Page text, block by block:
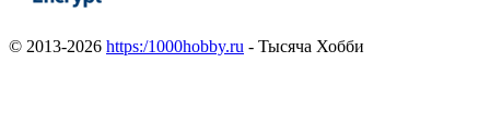
© 2013-2026 https:/1000hobby.ru - Тысяча Хобби